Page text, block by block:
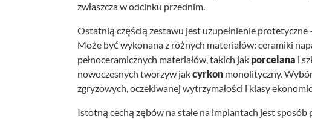
zwłaszcza w odcinku przednim.
Ostatnią częścią zestawu jest uzupełnienie protetyczne
Może być wykonana z różnych materiałów: ceramiki
pełnoceramicznych materiałów, takich jak porcelana i
nowoczesnych tworzyw jakcyrkon monolityczny.
zgryzowych, oczekiwanej wytrzymałości i klasy
Istotną cechą zębów na stałe na implantach jest